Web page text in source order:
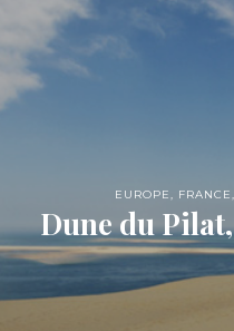
EUROPE, FRANCE
Dune du